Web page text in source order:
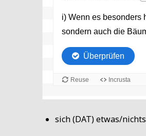
sich (DAT) etwas/nichts